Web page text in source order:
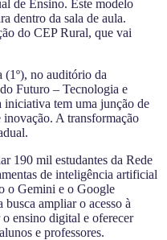
de Ensino. Este modelo
dentro da sala de aula.
do CEP Rural, que vai
(1º), no auditório da
Futuro – Tecnologia e
iniciativa tem uma junção de
A transformação
190 mil estudantes da Rede
de inteligência artificial
o Gemini e o Google
ampliar o acesso à
ensino digital e oferecer
e professores.